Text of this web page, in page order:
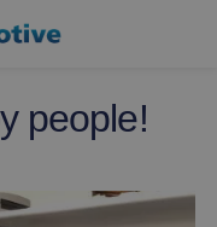
people!